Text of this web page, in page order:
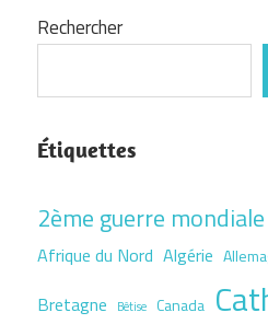
Rechercher
Étiquettes
2ème guerre mondiale
Afrique du Nord Algérie
Bretagne Bêtise Canada